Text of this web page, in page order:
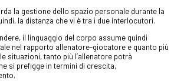
la gestione dello spazio personale durante la
la distanza che vi è tra i due interlocutori.
il linguaggio del corpo assume quindi
nel rapporto allenatore-giocatore e quanto più
situazioni, tanto più l’allenatore potrà
si prefigge in termini di crescita,